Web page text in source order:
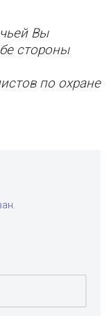
Вы
стороны
по охране